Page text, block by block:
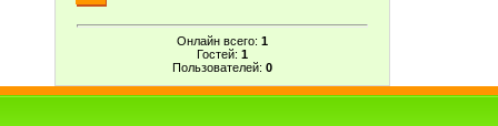
Онлайн всего: 1
Гостей: 1
Пользователей: 0